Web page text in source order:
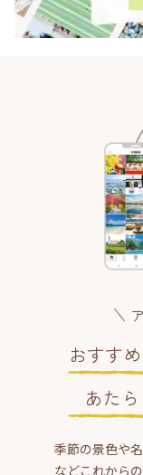
おすす
あた
季節の景色や
などこれから